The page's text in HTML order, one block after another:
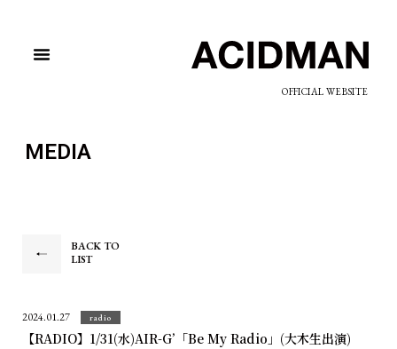
OFFICIAL WEBSITE
MEDIA
BACK TO
LIST
2024.01.27 radio
【RADIO】1/31(水)AIR-G’「Be My Radio」(大木生出演)